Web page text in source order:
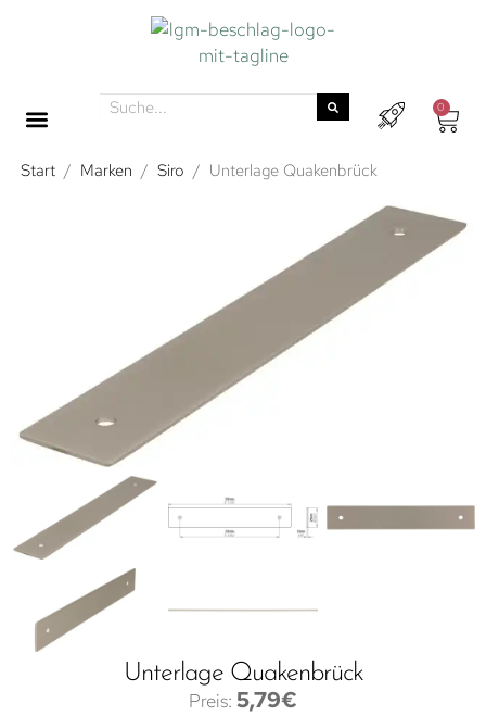
0
Start / Marken / Siro / Unterlage Quakenbrück
Unterlage Quakenbrück
5,79€